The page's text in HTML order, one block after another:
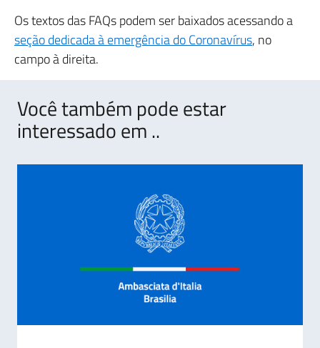
Os textos das FAQs podem ser baixados acessando a
seção dedicada à emergência do Coronavírus, no
campo à direita.
Você também pode estar
interessado em ..